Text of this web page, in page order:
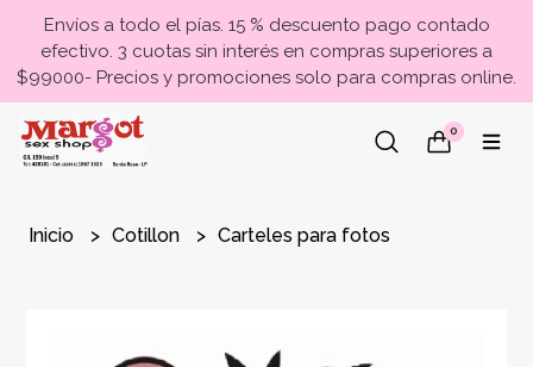
Envíos a todo el pías. 15 % descuento pago contado
efectivo. 3 cuotas sin interés en compras superiores a
$99000- Precios y promociones solo para compras online.
0
Inicio Cotillon Carteles para fotos